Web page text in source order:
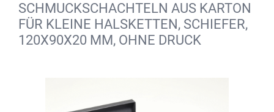
SCHMUCKSCHACHTELN AUS KARTON
FÜR KLEINE HALSKETTEN, SCHIEFER,
120X90X20 MM, OHNE DRUCK